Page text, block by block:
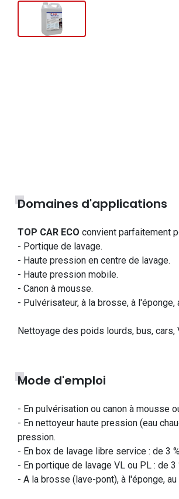
Domaines d'applications
TOP CAR ECO convient parfaitement
- Portique de lavage.
- Haute pression en centre de lavage.
- Haute pression mobile.
- Canon à mousse.
- Pulvérisateur, à la brosse, à l'éponge,
Nettoyage des poids lourds, bus, cars,
Mode d'emploi
- En pulvérisation ou canon à mousse
- En nettoyeur haute pression (eau
pression.
- En box de lavage libre service : de 3
- En portique de lavage VL ou PL : de
- A la brosse (lave-pont), à l'éponge,